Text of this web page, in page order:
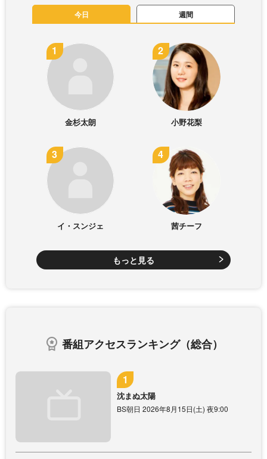
今日 週間
金杉太朗 小野花梨
イ・スンジェ 茜チーフ
もっと見る
番組アクセスランキング（総合）
沈まぬ太陽
BS朝日 2026年8月15日(土) 夜9:00